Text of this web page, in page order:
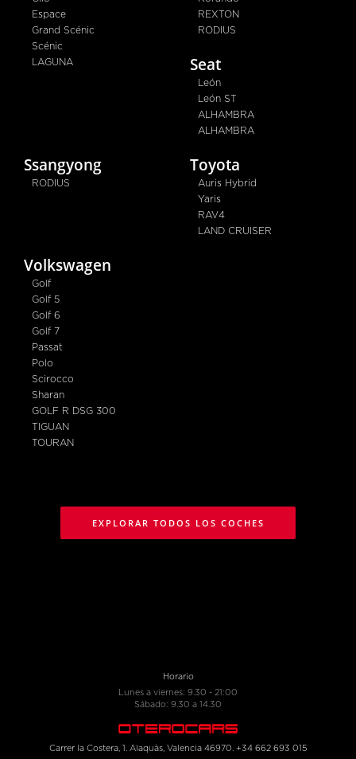
Espace
Grand Scénic
Scénic
LAGUNA
REXTON
RODIUS
Seat
León
León ST
ALHAMBRA
ALHAMBRA
Ssangyong
RODIUS
Toyota
Auris Hybrid
Yaris
RAV4
LAND CRUISER
Volkswagen
Golf
Golf 5
Golf 6
Golf 7
Passat
Polo
Scirocco
Sharan
GOLF R DSG 300
TIGUAN
TOURAN
EXPLORAR TODOS LOS COCHES
Horario
Lunes a viernes: 9.30 - 21:00
Sábado: 9.30 a 14.30
Carrer la Costera, 1. Alaquàs, Valencia 46970. +34 662 693 015